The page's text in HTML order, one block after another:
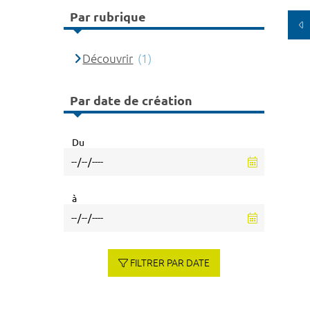
Par rubrique
Découvrir (1)
Par date de création
Du
à
FILTRER PAR DATE